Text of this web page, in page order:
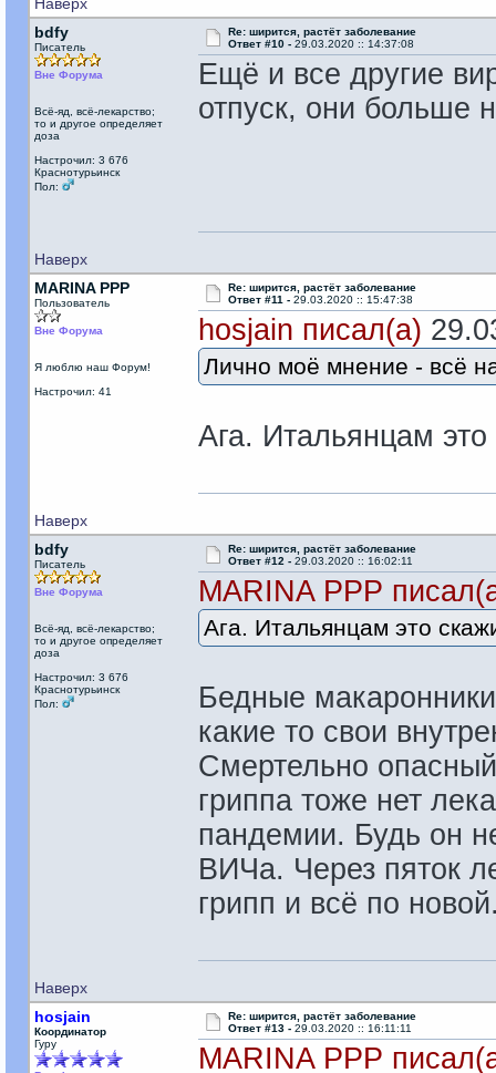
bdfy
Писатель
Вне Форума
Всё-яд, всё-лекарство;
то и другое определяет
доза
Настрочил: 3 676
Краснотурьинск
Пол:
Re: ширится, растёт заболевание
Ответ #10 - 29.03.2020 :: 14:37:08
Ещё и все другие
отпуск, они больше
Наверх
MARINA PPP
Пользователь
Вне Форума
Я люблю наш Форум!
Настрочил: 41
Re: ширится, растёт заболевание
Ответ #11 - 29.03.2020 :: 15:47:38
hosjain писал(а)
Лично моё мнение - всё
Ага. Итальянцам это
Наверх
bdfy
Писатель
Вне Форума
Всё-яд, всё-лекарство;
то и другое определяет
доза
Настрочил: 3 676
Краснотурьинск
Пол:
Re: ширится, растёт заболевание
Ответ #12 - 29.03.2020 :: 16:02:11
MARINA PPP
Ага. Итальянцам это
Бедные
какие то свои
Смертельно опасный
гриппа тоже нет
пандемии. Будь он
ВИЧа. Через пяток
грипп и всё по
Наверх
hosjain
Координатор
Гуру
Re: ширится, растёт заболевание
Ответ #13 - 29.03.2020 :: 16:11:11
MARINA PPP